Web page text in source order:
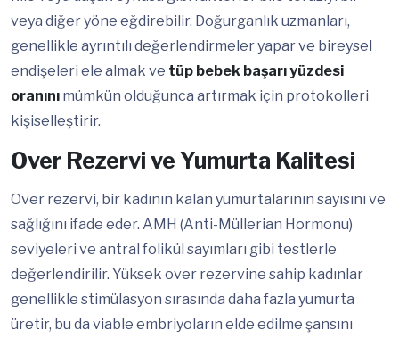
veya diğer yöne eğdirebilir. Doğurganlık uzmanları,
genellikle ayrıntılı değerlendirmeler yapar ve bireysel
endişeleri ele almak ve tüp bebek başarı yüzdesi
oranını mümkün olduğunca artırmak için protokolleri
kişiselleştirir.
Over Rezervi ve Yumurta Kalitesi
Over rezervi, bir kadının kalan yumurtalarının sayısını ve
sağlığını ifade eder. AMH (Anti-Müllerian Hormonu)
seviyeleri ve antral folikül sayımları gibi testlerle
değerlendirilir. Yüksek over rezervine sahip kadınlar
genellikle stimülasyon sırasında daha fazla yumurta
üretir, bu da viable embriyoların elde edilme şansını